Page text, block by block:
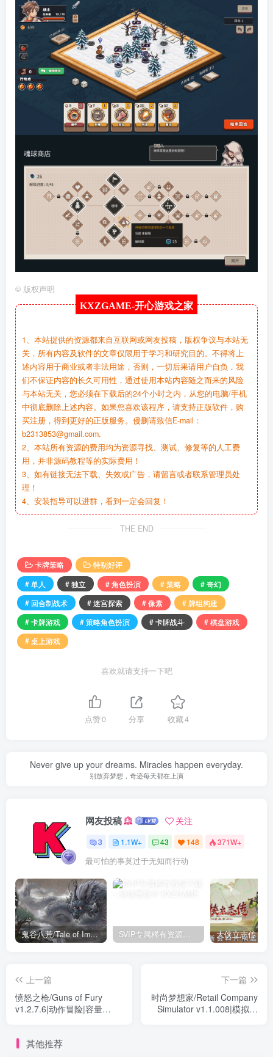
© 版权声明
KXZGAME-开心游戏之家
1、本站提供的资源都来自互联网或网友投稿，版权争议与本站无
关，所有内容及软件的文章仅限用于学习和研究目的。不得将上
述内容用于商业或者非法用途，否则，一切后果请用户自负，我
们不保证内容的长久可用性，通过使用本站内容随之而来的风险
与本站无关，您必须在下载后的24个小时之内，从您的电脑/手机
中彻底删除上述内容。如果您喜欢该程序，请支持正版软件，购
买注册，得到更好的正版服务。侵删请致信E-mail：
b2313853@gmail.com.
2、本站所有资源的费用均为资源寻找、测试、修复等的人工费
用，并非源码教程等的实际费用！
3、如有链接无法下载、失效或广告，请留言或者联系管理员处
理！
4、安装指导可以进群，看到一定会回复！
THE END
卡牌策略
特别好评
# 单人
# 独立 # 角色扮演 # 策略
# 奇幻
# 回合制战术
# 迷宫探索 # 像素
# 牌组构建
# 卡牌游戏
# 策略角色扮演 # 卡牌战斗
# 棋盘游戏
# 桌上游戏
喜欢就请支持一下吧
点赞0 分享 收藏4
Never give up your dreams. Miracles happen everyday.
别放弃梦想，奇迹每天都在上演
网友投稿 关注
3 1.1W+ 43 148 371W+
最可怕的事莫过于无知而行动
鬼谷八荒/Tale of Immortal v1.2.105.259|角色扮演|容量27.4GB|免安装绿色中文版 SVIP专属稀有资源下载 – 持续更新中
上一篇
愤怒之枪/Guns of Fury
v1.2.7.6|动作冒险|容量
下一篇
时尚梦想家/Retail Company
Simulator v1.1.008|模拟经
其他推荐